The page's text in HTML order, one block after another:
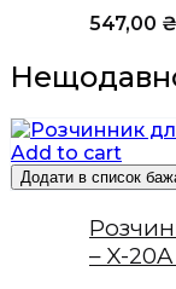
547,00 ₴
Add to cart
Додати в список
– X-